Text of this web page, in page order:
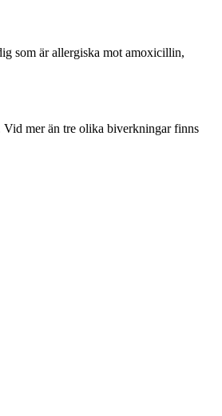
som är allergiska mot amoxicillin,
mer än tre olika biverkningar finns